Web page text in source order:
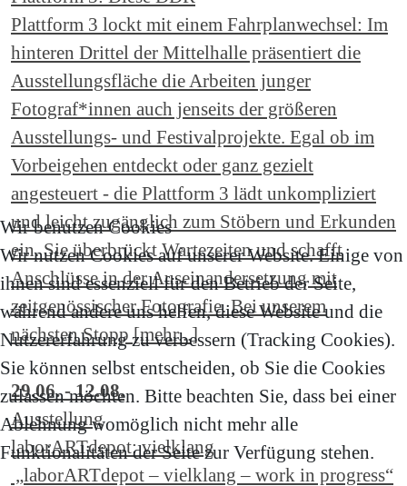
Plattform 3 lockt mit einem Fahrplanwechsel: Im
hinteren Drittel der Mittelhalle präsentiert die
Ausstellungsfläche die Arbeiten junger
Fotograf*innen auch jenseits der größeren
Ausstellungs- und Festivalprojekte. Egal ob im
Vorbeigehen entdeckt oder ganz gezielt
angesteuert - die Plattform 3 lädt unkompliziert
und leicht zugänglich zum Stöbern und Erkunden
ein. Sie überbrückt Wartezeiten und schafft
Anschlüsse in der Auseinandersetzung mit
zeitgenössischer Fotografie. Bei unserem
nächsten Stopp [mehr...]
29.06. - 12.08.
Ausstellung
laborARTdepot: vielklang
„laborARTdepot – vielklang – work in progress“
Wir benutzen Cookies
Wir nutzen Cookies auf unserer Website. Einige von
ihnen sind essenziell für den Betrieb der Seite,
während andere uns helfen, diese Website und die
Nutzererfahrung zu verbessern (Tracking Cookies).
Sie können selbst entscheiden, ob Sie die Cookies
zulassen möchten. Bitte beachten Sie, dass bei einer
Ablehnung womöglich nicht mehr alle
Funktionalitäten der Seite zur Verfügung stehen.